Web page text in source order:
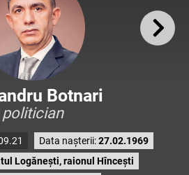
Botnari
politician
Data nașterii:27.02.1969
Logănești, raionul Hîncești